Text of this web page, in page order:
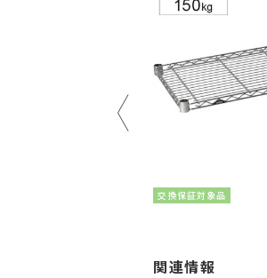
交換保証対象品
関連情報